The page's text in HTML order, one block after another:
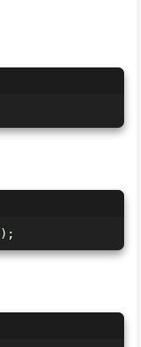
);